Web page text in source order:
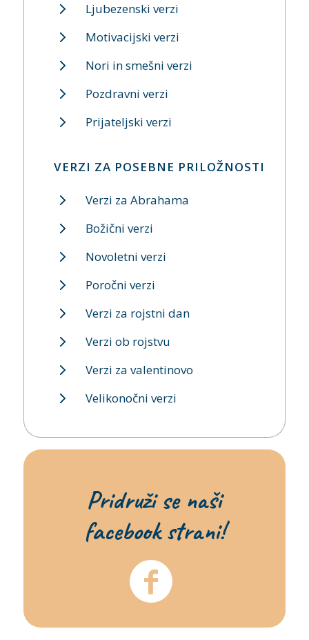
Ljubezenski verzi
Motivacijski verzi
Nori in smešni verzi
Pozdravni verzi
Prijateljski verzi
VERZI ZA POSEBNE PRILOŽNOSTI
Verzi za Abrahama
Božični verzi
Novoletni verzi
Poročni verzi
Verzi za rojstni dan
Verzi ob rojstvu
Verzi za valentinovo
Velikonočni verzi
Pridruži se naši
facebook strani!